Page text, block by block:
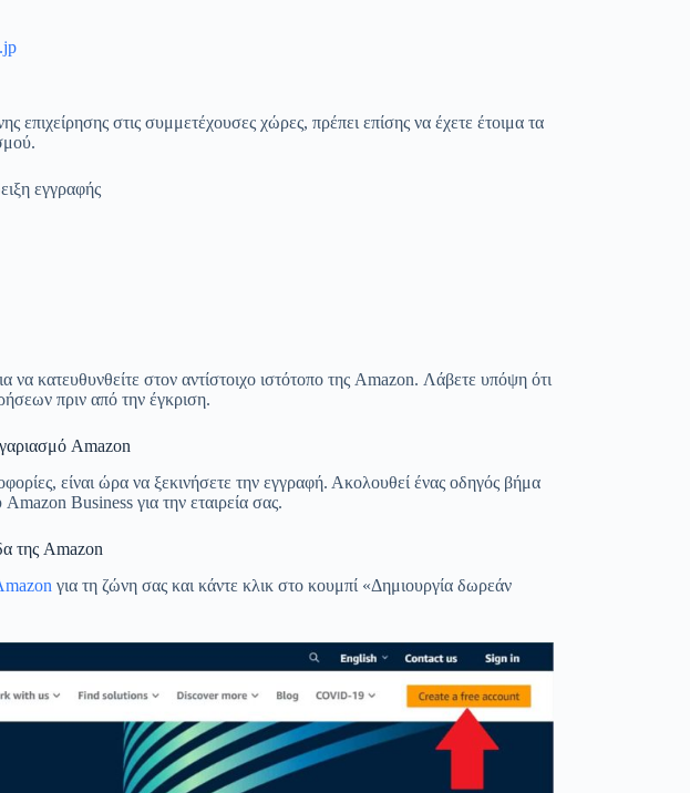
επιχείρησης στις συμμετέχουσες χώρες, πρέπει επίσης να έχετε έτοιμα τα
εγγραφής
να κατευθυνθείτε στον αντίστοιχο ιστότοπο της Amazon. Λάβετε υπόψη ότι
πριν από την έγκριση.
Amazon
είναι ώρα να ξεκινήσετε την εγγραφή. Ακολουθεί ένας οδηγός βήμα
Business για την εταιρεία σας.
της Amazon
για τη ζώνη σας και κάντε κλικ στο κουμπί «Δημιουργία δωρεάν